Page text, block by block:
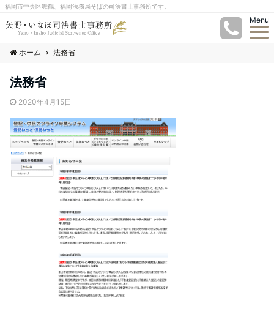
福岡市中央区舞鶴、福岡法務局そばの司法書士事務所です。
Menu
ホーム 法務省
法務省
2020年4月15日